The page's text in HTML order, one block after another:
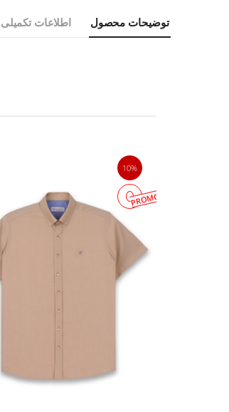
توضیحات محصول اطلاعات تکمیلی
10%
PROMOTION